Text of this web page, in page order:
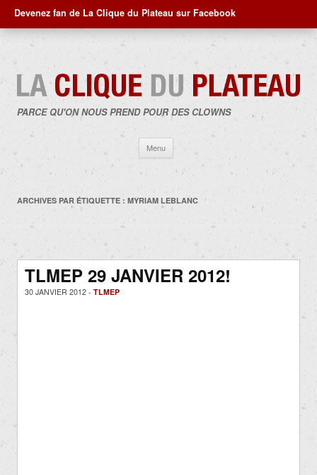
Devenez fan de La Clique du Plateau sur Facebook
PARCE QU'ON NOUS PREND POUR DES CLOWNS
Menu
contenu
ARCHIVES PAR ÉTIQUETTE : MYRIAM LEBLANC
TLMEP 29 JANVIER 2012!
30 JANVIER 2012 - TLMEP